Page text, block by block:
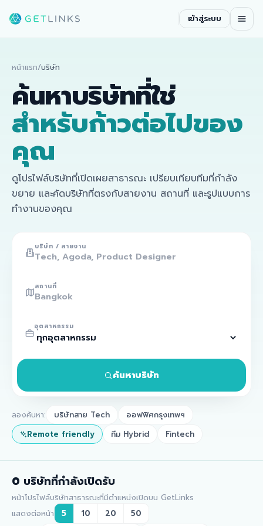
เข้าสู่ระบบ
หน้าแรก/บริษัท
ค้นหาบริษัทที่ใช่
สำหรับก้าวต่อไปของ
คุณ
ดูโปรไฟล์บริษัทที่เปิดเผยสาธารณะ เปรียบเทียบทีมที่กำลัง
ขยาย และคัดบริษัทที่ตรงกับสายงาน สถานที่ และรูปแบบการ
ทำงานของคุณ
บริษัท / สายงาน
สถานที่
อุตสาหกรรม
ค้นหาบริษัท
ลองค้นหา: บริษัทสาย Tech
ออฟฟิศกรุงเทพฯ
Remote friendly
ทีม Hybrid Fintech
0 บริษัทที่กำลังเปิดรับ
หน้าโปรไฟล์บริษัทสาธารณะที่มีตำแหน่งเปิดบน GetLinks
แสดงต่อหน้า
5 10 20 50